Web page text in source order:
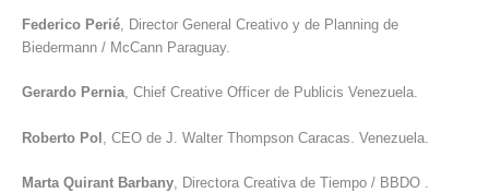
Federico Perié , Director General Creativo y de Planning de
Biedermann / McCann Paraguay.
Gerardo Pernia, Chief Creative Officer de Publicis Venezuela.
Roberto Pol , CEO de J. Walter Thompson Caracas. Venezuela.
Marta Quirant Barbany, Directora Creativa de Tiempo / BBDO .